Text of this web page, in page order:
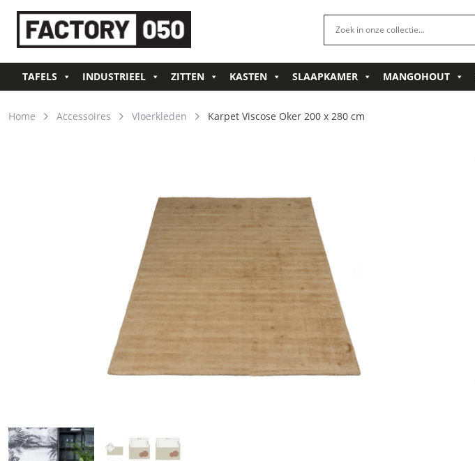
TAFELS INDUSTRIEEL ZITTEN KASTEN SLAAPKAMER MANGOHOUT
Home Accessoires Vloerkleden Karpet Viscose Oker 200 x 280 cm